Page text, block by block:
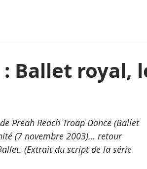
Ballet royal,
Preah Reach Troap Dance (Ballet
(7 novembre 2003)… retour
(Extrait du script de la série